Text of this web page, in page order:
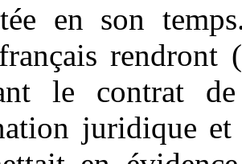
en son
le contrat
juridique